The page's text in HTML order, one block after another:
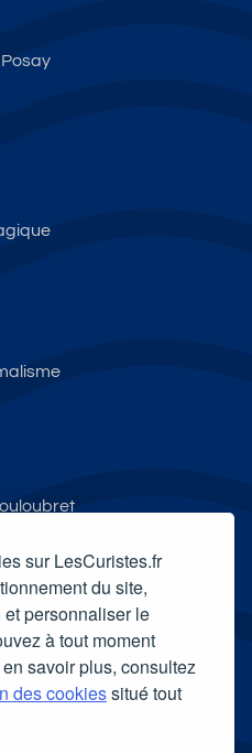
sur LesCuristes.fr
du site,
personnaliser le
à tout moment
savoir plus, consultez
des cookiessitué tout
les-Bains
de-l'Orne